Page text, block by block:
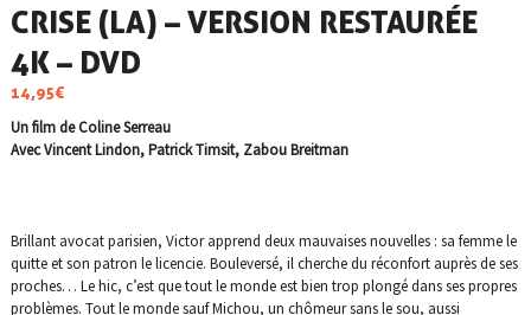
CRISE (LA) – VERSION RESTAURÉE
4K – DVD
14,95€
Un film de Coline Serreau
Avec Vincent Lindon, Patrick Timsit, Zabou Breitman
Brillant avocat parisien, Victor apprend deux mauvaises nouvelles : sa femme le
quitte et son patron le licencie. Bouleversé, il cherche du réconfort auprès de ses
proches… Le hic, c’est que tout le monde est bien trop plongé dans ses propres
problèmes. Tout le monde sauf Michou, un chômeur sans le sou, aussi